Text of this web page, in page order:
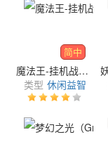
简中
魔法王-挂机战争（Magic Lord - Idle War）
类型 休闲益智